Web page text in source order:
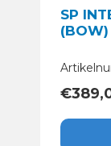
SP
(BOW)
€